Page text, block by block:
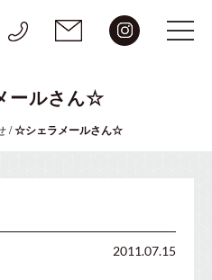
ールさん☆
/☆シェラメールさん☆
2011.07.15